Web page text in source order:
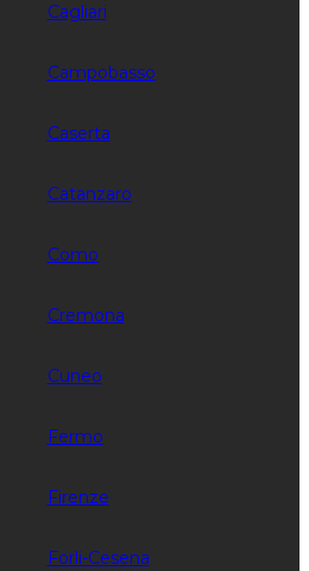
Cagliari
Campobasso
Caserta
Catanzaro
Como
Cremona
Cuneo
Fermo
Firenze
Forli-Cesena